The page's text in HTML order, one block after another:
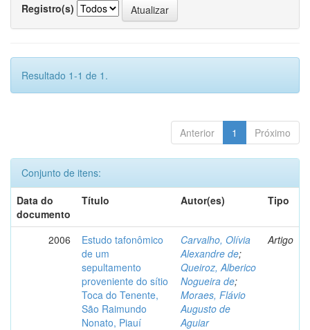
Registro(s)
Resultado 1-1 de 1.
Anterior 1 Próximo
Conjunto de itens:
Data do
documento
Título Autor(es) Tipo
2006
Estudo tafonômico
de um
sepultamento
proveniente do sítio
Toca do Tenente,
São Raimundo
Nonato, Piauí
Carvalho, Olívia
Alexandre de;
Queiroz, Alberico
Nogueira de;
Moraes, Flávio
Augusto de
Aguiar
Artigo